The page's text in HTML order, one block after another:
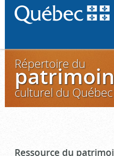
Répertoire du
culturel du Québec
Ressource du